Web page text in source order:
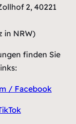
2, 40221
in NRW)
finden Sie
/ Facebook